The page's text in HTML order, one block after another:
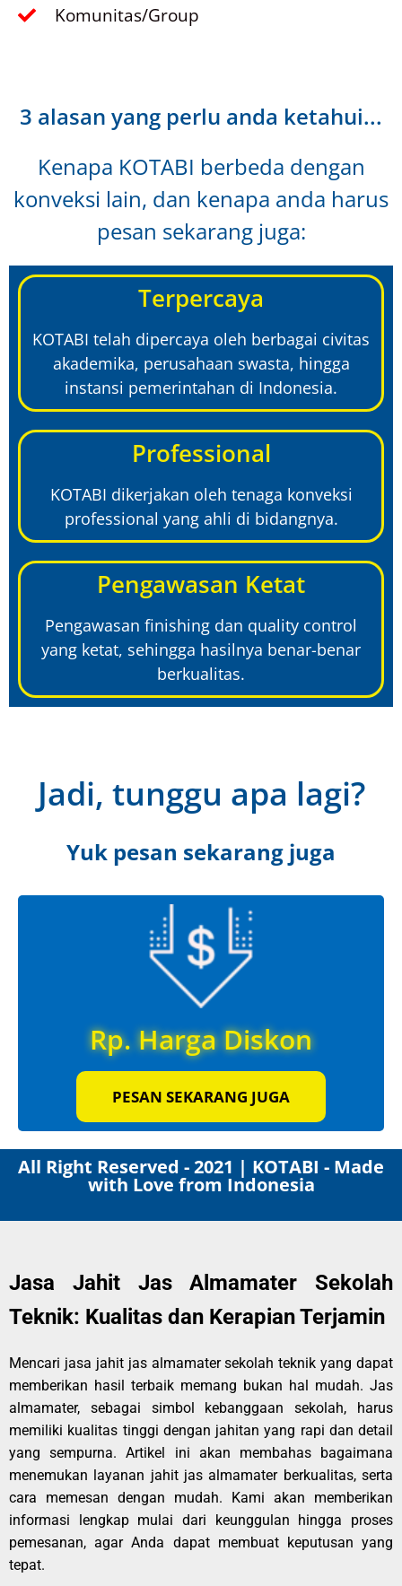
Komunitas/Group
3 alasan yang perlu anda ketahui...
Kenapa KOTABI berbeda dengan
konveksi lain, dan kenapa anda harus
pesan sekarang juga:
Terpercaya
KOTABI telah dipercaya oleh berbagai civitas
akademika, perusahaan swasta, hingga
instansi pemerintahan di Indonesia.
Professional
KOTABI dikerjakan oleh tenaga konveksi
professional yang ahli di bidangnya.
Pengawasan Ketat
Pengawasan finishing dan quality control
yang ketat, sehingga hasilnya benar-benar
berkualitas.
Jadi, tunggu apa lagi?
Yuk pesan sekarang juga
Rp. Harga Diskon
PESAN SEKARANG JUGA
All Right Reserved - 2021 | KOTABI - Made
with Love from Indonesia
Jasa Jahit Jas Almamater Sekolah
Teknik: Kualitas dan Kerapian Terjamin
Mencari jasa jahit jas almamater sekolah teknik yang dapat
memberikan hasil terbaik memang bukan hal mudah. Jas
almamater, sebagai simbol kebanggaan sekolah, harus
memiliki kualitas tinggi dengan jahitan yang rapi dan detail
yang sempurna. Artikel ini akan membahas bagaimana
menemukan layanan jahit jas almamater berkualitas, serta
cara memesan dengan mudah. Kami akan memberikan
informasi lengkap mulai dari keunggulan hingga proses
pemesanan, agar Anda dapat membuat keputusan yang
tepat.